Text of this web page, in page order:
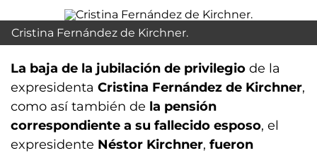
Cristina Fernández de Kirchner.
La baja de la jubilación de privilegio de la
expresidenta Cristina Fernández de Kirchner,
como así también de la pensión
correspondiente a su fallecido esposo, el
expresidente Néstor Kirchner, fueron